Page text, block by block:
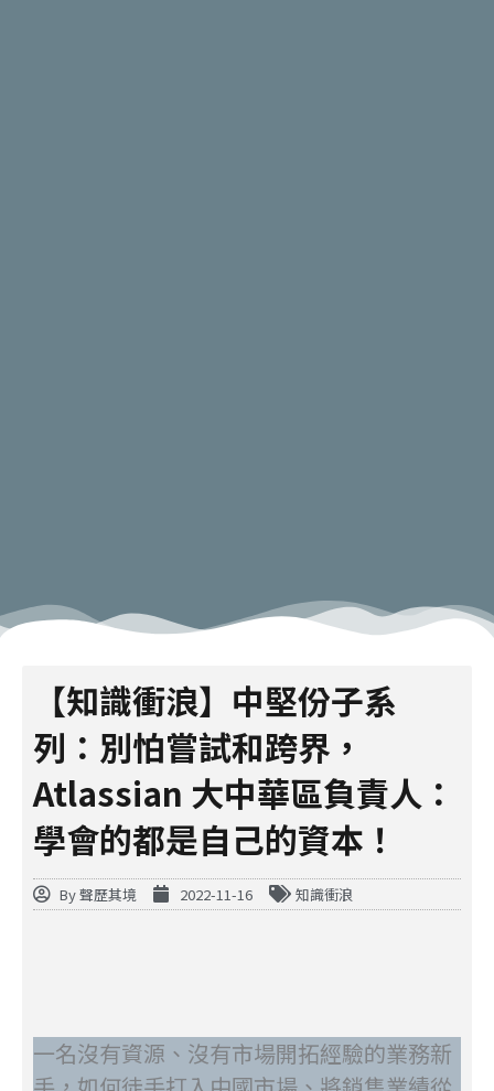
【知識衝浪】中堅份子系
列：別怕嘗試和跨界，
Atlassian 大中華區負責人：
學會的都是自己的資本！
By聲歷其境 2022-11-16 知識衝浪
一名沒有資源、沒有市場開拓經驗的業務新